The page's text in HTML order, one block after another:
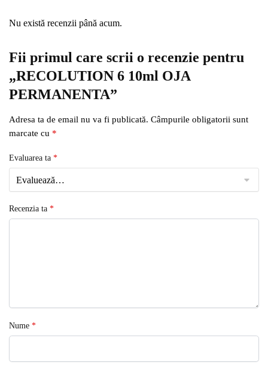
Nu există recenzii până acum.
Fii primul care scrii o recenzie pentru
„RECOLUTION 6 10ml OJA
PERMANENTA”
Adresa ta de email nu va fi publicată. Câmpurile obligatorii sunt
marcate cu *
Evaluarea ta *
Recenzia ta *
Nume *